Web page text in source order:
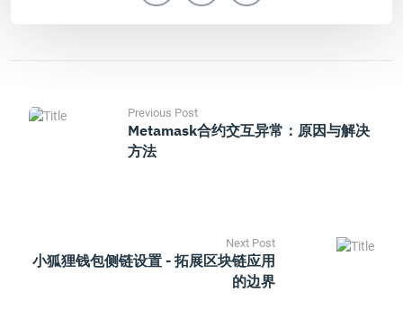
Previous Post
Metamask合约交互异常：原因与解决
方法
Next Post
小狐狸钱包侧链设置 - 拓展区块链应用
的边界